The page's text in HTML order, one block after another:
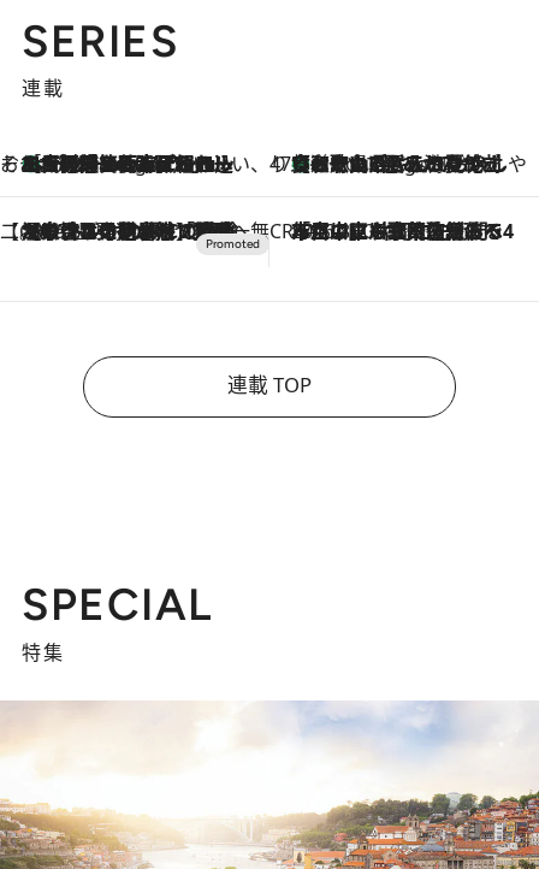
SERIES
連載
そおだよおこの関西おいしい、おやつ紀行9 Hours Ago
［大阪府箕面市］一皿一皿目の前で仕上げられる、料理を巧みに組み込んだアシェットデセールコース「ミチル アシェット デセール（Michiru assiette dessert）」 47都道府県の手みやげ ひんやりスイーツで夏を満喫
9 Hours Ago
【和歌山県】この夏絶対食べたい 冷やしておいしいおやつ3選 みかんがごろっと丸ごと入ったジュレ
【CREA×星野リゾート】唯一無二。癒しと発見が待つ場所へ
2026.8.7
【トンボの足水浴】ヒノキの香りに包まれて涼感マックス！約13℃の湧水かけ流しを避暑地「星野温泉 トンボの湯」で体験 CREA'S CHOICE
2026.8.7
「立川にも歌舞伎があるんだよ」 片岡仁左衛門・市川中車ら豪華座組みで4年目の立川立飛歌舞伎へ
連載 TOP
SPECIAL
特集